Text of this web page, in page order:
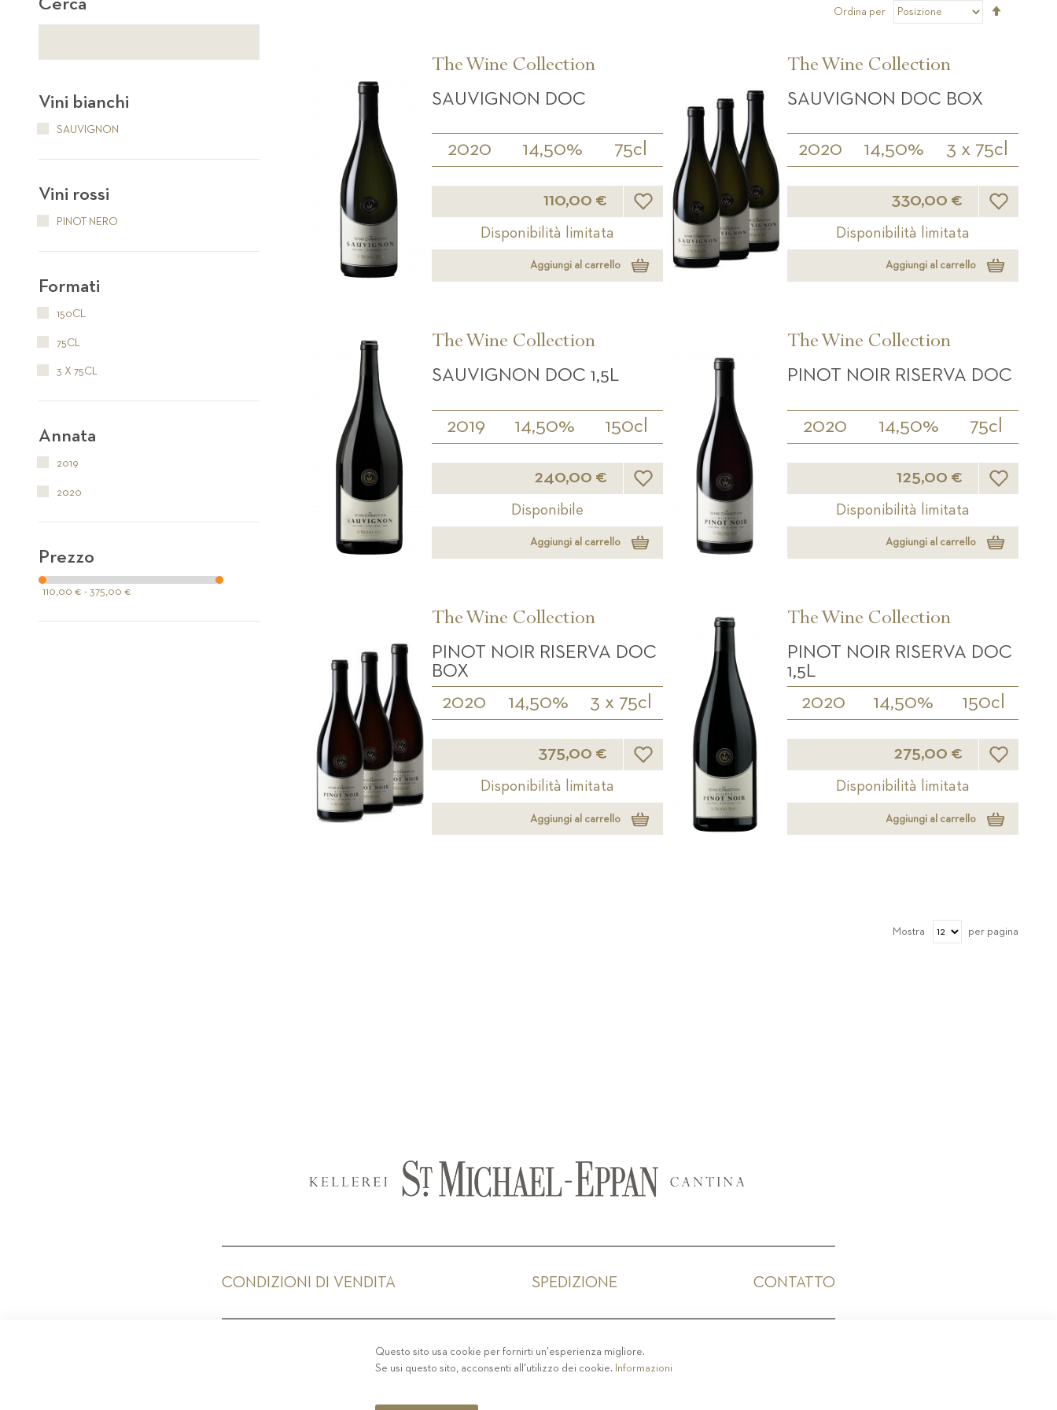
Ordina per
The Wine Collection
SAUVIGNON DOC
2020 14,50% 75cl
110,00 € Lista desideri
Disponibilità limitata
Aggiungi al carrello
The Wine Collection
SAUVIGNON DOC BOX
2020 14,50% 3 x 75cl
330,00 € Lista
Disponibilità limitata
Aggiungi al carrello
The Wine Collection
SAUVIGNON DOC 1,5L
2019 14,50% 150cl
240,00 € Lista desideri
Disponibile
Aggiungi al carrello
The Wine Collection
PINOT NOIR RISERVA DOC
2020 14,50% 75cl
125,00 €
Disponibilità limitata
Aggiungi al carrello
The Wine Collection
PINOT NOIR RISERVA DOC
BOX
2020 14,50% 3 x 75cl
375,00 € Lista desideri
Disponibilità limitata
Aggiungi al carrello
The Wine Collection
PINOT NOIR RISERVA DOC
1,5L
2020 14,50% 150cl
275,00 € Lista
Disponibilità limitata
Aggiungi al carrello
Mostra per pagina
Cerca
Vini bianchi
SAUVIGNON
Vini rossi
PINOT NERO
Formati
150CL
75CL
3 X 75CL
Annata
2019
2020
Prezzo
110,00 € - 375,00 €
CONDIZIONI DI VENDITA SPEDIZIONE CONTATTO
PRIVACY -COLOPHON -COOKIE POLICY-CODICE ETICO
COPYRIGHT 2019 ST.MICHAEL - EPPAN
Questo sito usa cookie per fornirti un'esperienza migliore.
Se usi questo sito, acconsenti all'utilizzo dei cookie. Informazioni